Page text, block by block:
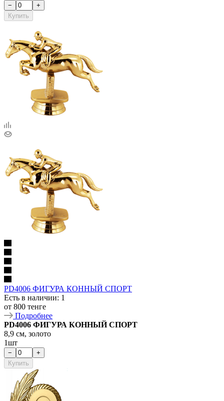
−
+
Купить
PD4006 ФИГУРА КОННЫЙ СПОРТ
Есть в наличии: 1
от 800 тенге
Подробнее
PD4006 ФИГУРА КОННЫЙ СПОРТ
8,9 см, золото
1шт
−
+
Купить